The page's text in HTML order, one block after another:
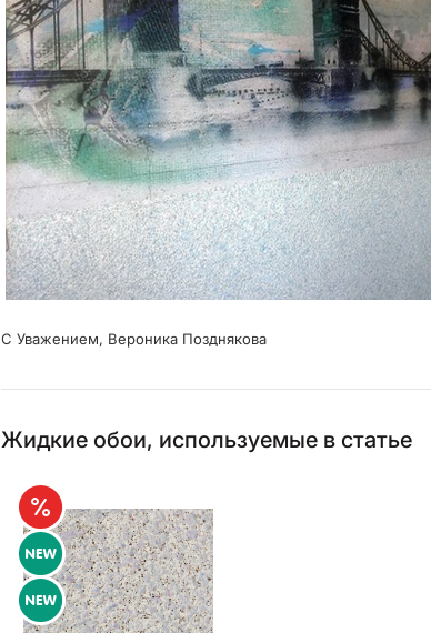
С Уважением, Вероника Позднякова
Жидкие обои, используемые в статье